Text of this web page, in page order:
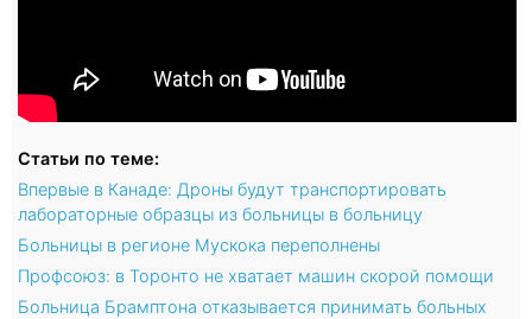
Статьи по теме:
Впервые в Канаде: Дроны будут транспортировать
лабораторные образцы из больницы в больницу
Больницы в регионе Мускока переполнены
Профсоюз: в Торонто не хватает машин скорой помощи
Больница Брамптона отказывается принимать больных